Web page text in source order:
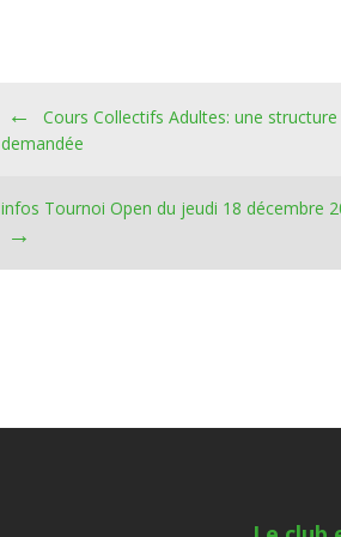
←
Cours Collectifs Adultes: une
demandée
infos Tournoi Open du jeudi 18 décembre
→